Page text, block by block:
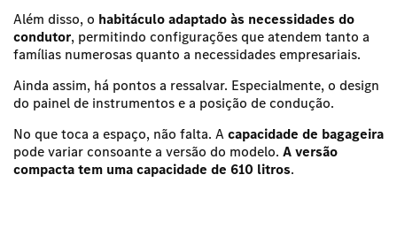
Além disso, o habitáculo adaptado às necessidades do
condutor, permitindo configurações que atendem tanto a
famílias numerosas quanto a necessidades empresariais.
Ainda assim, há pontos a ressalvar. Especialmente, o design
do painel de instrumentos e a posição de condução.
No que toca a espaço, não falta. Acapacidade de bagageira
pode variar consoante a versão do modelo. A versão
compacta tem uma capacidade de 610 litros.